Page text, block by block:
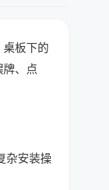
板下的
牌、点
杂安装操